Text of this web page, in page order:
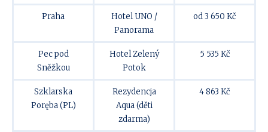
Praha
Hotel UNO /
Panorama
od 3 650 Kč
Pec pod
Sněžkou
Hotel Zelený
Potok
5 535 Kč
Szklarska
Poręba (PL)
Rezydencja
Aqua (děti
zdarma)
4 863 Kč